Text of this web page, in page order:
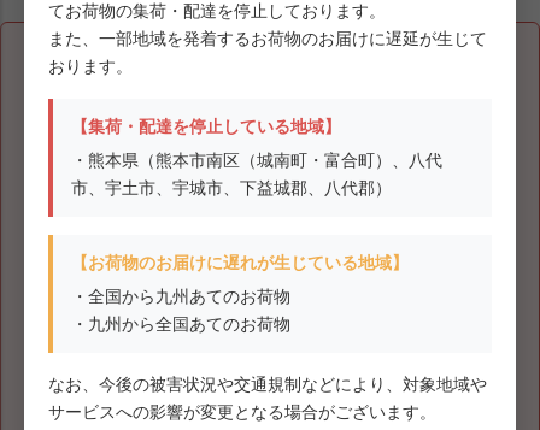
てお荷物の集荷・配達を停止しております。
また、一部地域を発着するお荷物のお届けに遅延が生じて
おります。
【集荷・配達を停止している地域】
・熊本県（熊本市南区（城南町・富合町）、八代
市、宇土市、宇城市、下益城郡、八代郡）
【お荷物のお届けに遅れが生じている地域】
・全国から九州あてのお荷物
・九州から全国あてのお荷物
なお、今後の被害状況や交通規制などにより、対象地域や
サービスへの影響が変更となる場合がございます。
【重要】お荷物の集荷・配達停止および遅延について
令和8年熊本地震の影響により、現在、以下の地域においてお荷
物の集荷・配達を停止しております。
また、一部地域を発着するお荷物のお届けに遅延が生じておりま
【集荷・配達を停止している地域】
・熊本県（熊本市南区（城南町・富合町）、八代市、宇土
市、宇城市、下益城郡、八代郡）
【お荷物のお届けに遅れが生じている地域】
・全国から九州あてのお荷物
・九州から全国あてのお荷物